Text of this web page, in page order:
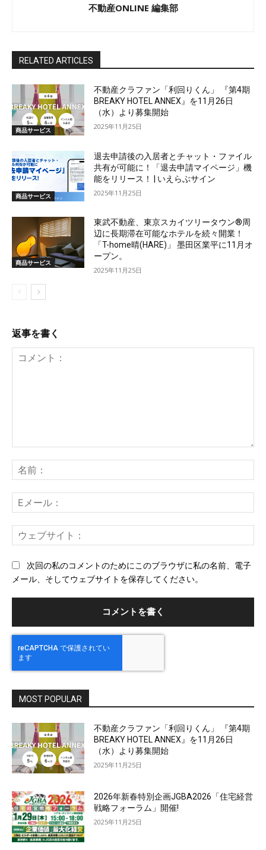
不動産ONLINE 編集部
RELATED ARTICLES
商品サービス
不動産クラファン「利回りくん」 『第4期
BREAKY HOTEL ANNEX』を11月26日
（水）より募集開始
2025年11月25日
商品サービス
退去申請後の入居者とチャット・ファイル
共有が可能に！「退去申請マイページ」機
能をリリース！ | いえらぶサイン
2025年11月25日
商品サービス
東武不動産、東京スカイツリータウン®周
辺に長期滞在可能なホテルを続々開業！
「T-home晴(HARE)」 墨田区業平に11月オ
ープン。
2025年11月25日
返事を書く
ン
ト：
前
メ
ー
ェ
次回の私のコメントのためにこのブラウザに私の名前、電子
メール、そしてウェブサイトを保存してください。
MOST POPULAR
不動産クラファン「利回りくん」 『第4期
BREAKY HOTEL ANNEX』を11月26日
（水）より募集開始
2025年11月25日
2026年新春特別企画JGBA2026「住宅経営
戦略フォーラム」開催!
2025年11月25日